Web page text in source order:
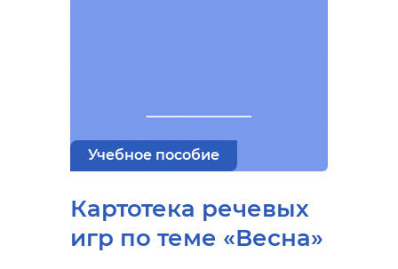
Учебное пособие
Картотека речевых
игр по теме «Весна»